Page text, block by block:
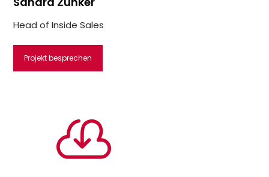
Head of Inside Sales
Projekt besprechen
